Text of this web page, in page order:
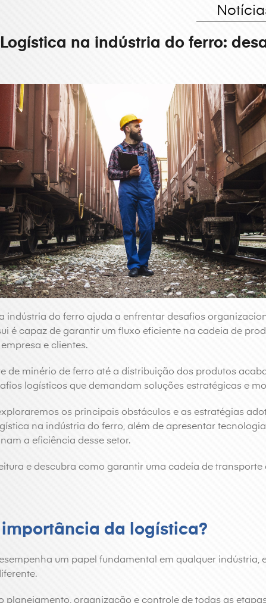
Logística na indústria do ferro:
indústria do ferro ajuda a enfrentar desafios
é capaz de garantir um fluxo eficiente na cadeia de
e clientes.
de minério de ferro até a distribuição dos produtos
logísticos que demandam soluções estratégicas e
os principais obstáculos e as estratégias
na indústria do ferro, além de apresentar
a eficiência desse setor.
e descubra como garantir uma cadeia de transporte
da logística?
um papel fundamental em qualquer indústria,
planejamento, organização e controle de todas as